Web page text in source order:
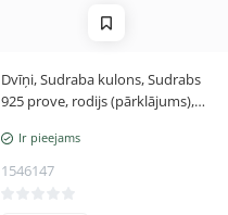
Dvīņi, Sudraba kulons, Sudrabs
925 prove, rodijs (pārklājums),
Ir pieejams
1546147